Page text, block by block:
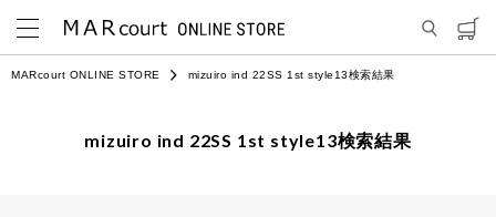
MARcourt ONLINE STORE mizuiro ind 22SS 1st style13検索結果
mizuiro ind 22SS 1st style13検索結果